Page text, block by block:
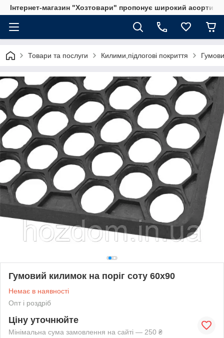
Інтернет-магазин "Хозтовари" пропонує широкий
Товари та послуги Килими,підлогові покриття
Гумовий килимок на поріг соту 60х90
Немає в наявності
Опт і роздріб
Ціну уточнюйте
Мінімальна сума замовлення на сайті — 250 ₴